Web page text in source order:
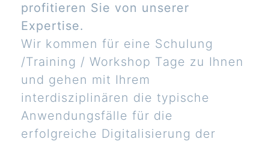
profitieren Sie von unserer
Expertise.
Wir kommen für eine Schulung
/Training / Workshop Tage zu Ihnen
und gehen mit Ihrem
interdisziplinären die typische
Anwendungsfälle für die
erfolgreiche Digitalisierung der